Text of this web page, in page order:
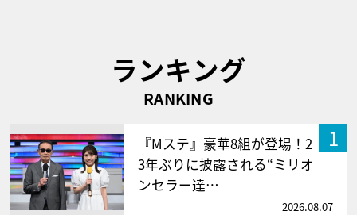
ランキング
RANKING
1
『Mステ』豪華8組が登場！2
3年ぶりに披露される“ミリオ
ンセラー達…
2026.08.07